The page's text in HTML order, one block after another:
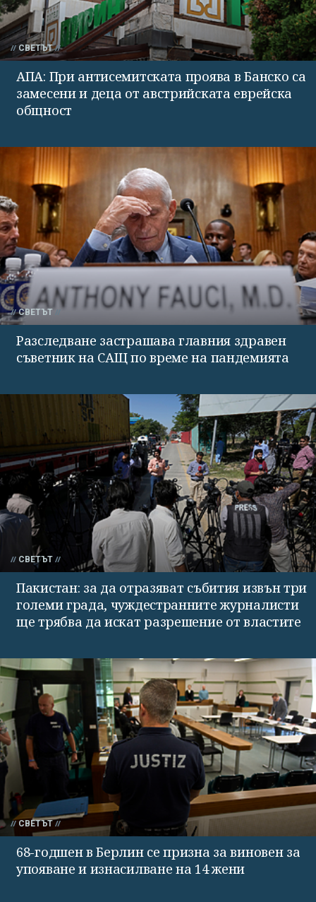
СВЕТЪТ
АПА: При антисемитската проява в Банско са
замесени и деца от австрийската еврейска
общност
СВЕТЪТ
Разследване застрашава главния здравен
съветник на САЩ по време на пандемията
СВЕТЪТ
Пакистан: за да отразяват събития извън три
големи града, чуждестранните журналисти
ще трябва да искат разрешение от властите
СВЕТЪТ
68-годшен в Берлин се призна за виновен за
упояване и изнасилване на 14 жени